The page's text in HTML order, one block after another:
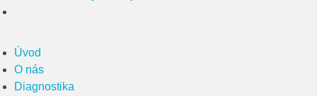
Úvod
O nás
Diagnostika